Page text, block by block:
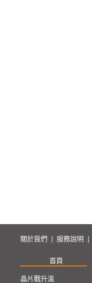
關於我們 服務說明
首頁
晶片戰升溫